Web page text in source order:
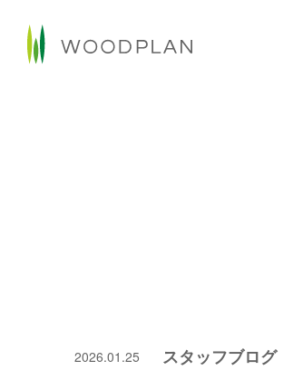
2026.01.25 スタッフブログ